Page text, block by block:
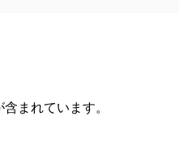
まれています。